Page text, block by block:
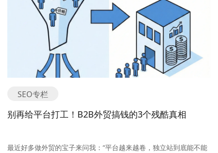
器看的路标） 不要以为装了插件就万事大吉。上线前必须人工核查
robots.txt文件。 核心检查点：确保没有错误地屏蔽了 CSS 或 JS
文件。现在的 Googlebot 需要渲染完整的页面来理解内容，屏蔽样
式文件会导致Google认为你的网站排版错乱，直接影响移动端排
名。 Sitemap策略：不要把所有页面都丢进站点地图。只提交核心
业务页、产品页和高质量博客。屏蔽掉“标签页（Tags）”、“作者归
档页”等低质量重复内容，避免浪费Google有限的抓取预算。 2.
经归零。Google对“体验”的评分标准已经更新： INP (Interaction
to Next Paint)：这是取代FID的新指标。它衡量的不是“页面加载多
快”，而是“点击按钮后网页反应多快”。B2B询盘表单如果点击后超
Paint)：B2B站点的首屏大图往往是重灾区。必须确保 LCP…
SEO专栏
别再给平台打工！B2B外贸搞钱的3个残酷真相
最近好多做外贸的宝子来问我：“平台越来越卷，独立站到底能不能